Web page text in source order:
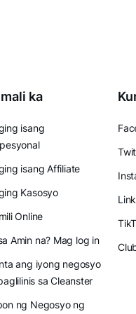
ka
isang
isang Affiliate
Kasosyo
Online
Amin na? Mag log in
ang iyong negosyo
sa Cleanster
ng Negosyo ng